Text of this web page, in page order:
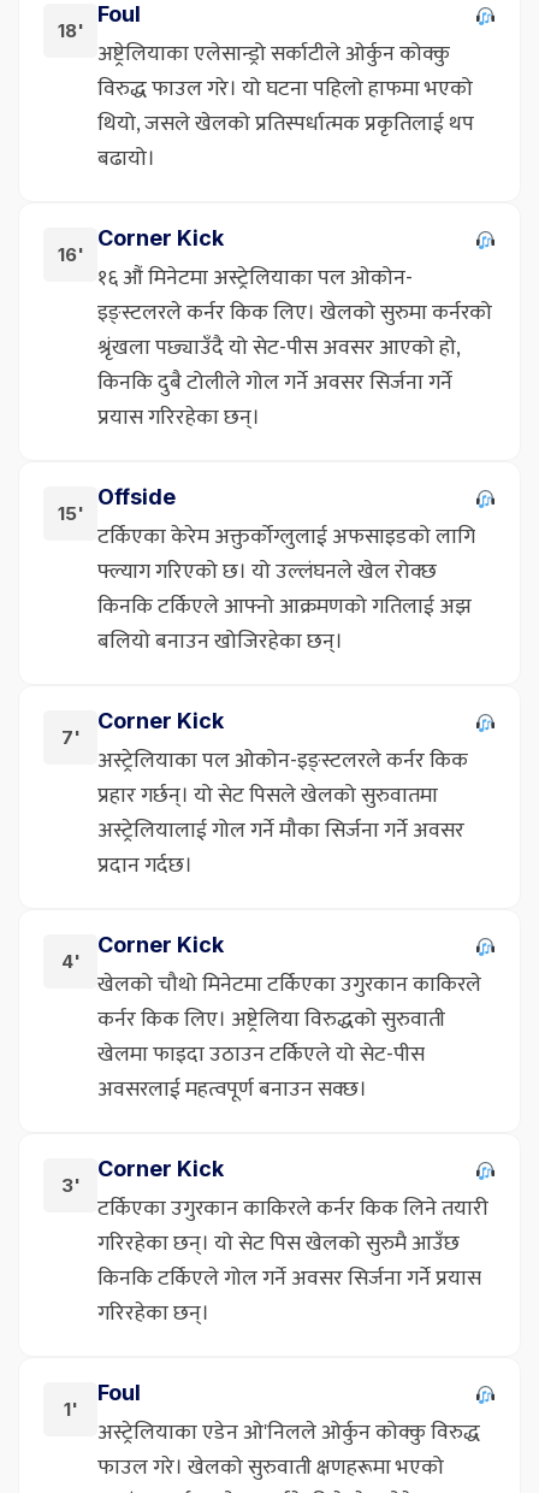
18'
Foul
अष्ट्रेलियाका एलेसान्ड्रो सर्काटीले ओर्कुन कोक्कु
विरुद्ध फाउल गरे। यो घटना पहिलो हाफमा भएको
थियो, जसले खेलको प्रतिस्पर्धात्मक प्रकृतिलाई थप
बढायो।
16'
Corner Kick
१६ औं मिनेटमा अस्ट्रेलियाका पल ओकोन-
इङ्स्टलरले कर्नर किक लिए। खेलको सुरुमा कर्नरको
श्रृंखला पछ्याउँदै यो सेट-पीस अवसर आएको हो,
किनकि दुबै टोलीले गोल गर्ने अवसर सिर्जना गर्ने
प्रयास गरिरहेका छन्।
15'
Offside
टर्किएका केरेम अक्तुर्कोग्लुलाई अफसाइडको लागि
फ्ल्याग गरिएको छ। यो उल्लंघनले खेल रोक्छ
किनकि टर्किएले आफ्नो आक्रमणको गतिलाई अझ
बलियो बनाउन खोजिरहेका छन्।
7'
Corner Kick
अस्ट्रेलियाका पल ओकोन-इङ्स्टलरले कर्नर किक
प्रहार गर्छन्। यो सेट पिसले खेलको सुरुवातमा
अस्ट्रेलियालाई गोल गर्ने मौका सिर्जना गर्ने अवसर
प्रदान गर्दछ।
4'
Corner Kick
खेलको चौथो मिनेटमा टर्किएका उगुरकान काकिरले
कर्नर किक लिए। अष्ट्रेलिया विरुद्धको सुरुवाती
खेलमा फाइदा उठाउन टर्किएले यो सेट-पीस
अवसरलाई महत्वपूर्ण बनाउन सक्छ।
3'
Corner Kick
टर्किएका उगुरकान काकिरले कर्नर किक लिने तयारी
गरिरहेका छन्। यो सेट पिस खेलको सुरुमै आउँछ
किनकि टर्किएले गोल गर्ने अवसर सिर्जना गर्ने प्रयास
गरिरहेका छन्।
1'
Foul
अस्ट्रेलियाका एडेन ओ'निलले ओर्कुन कोक्कु विरुद्ध
फाउल गरे। खेलको सुरुवाती क्षणहरूमा भएको